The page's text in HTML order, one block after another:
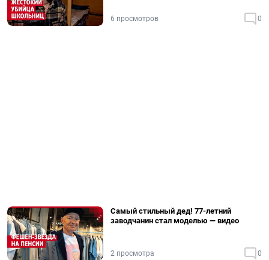
6 просмотров 0
Самый стильный дед! 77-летний
заводчанин стал моделью — видео
2 просмотра 0